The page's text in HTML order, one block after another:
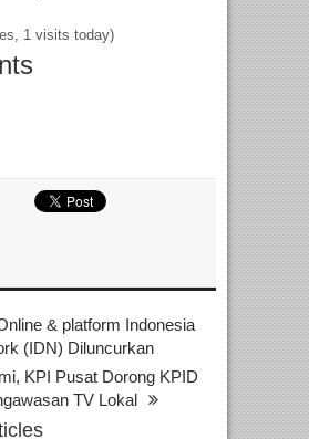
1 visits today)
& platform Indonesia
(IDN) Diluncurkan
KPI Pusat Dorong KPID
TV Lokal